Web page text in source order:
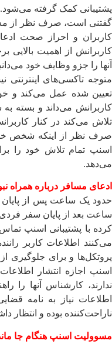
پشتیبانی کمک گرفته می‌شود.
گفتنی است، صرف نظر از
کاربران و احراز صحت
کاربرانش از اهمیت بالایی
آ‌نها را جزو وظایف خود
متوجه‌ تاکسی‌های اینترنتی
تعیین شده عمل می‌کند و
کاربرانش می‌داند و بسته
تلاش می‌کند در کنار
صرف نظر از اینکه شخص
اسنپ تمام تلاش خود را
می‌دهد.
ادعای مسافر درباره همراه
ساعت بعد از پایان سفر
کرده با پشتیبانی اسنپ
می‌کنند اطلاعات کاربر
پروتکل‌ها و برای جلوگیری
اسنپ اجازه انتشار
ندارند، کارشناس آنها را
اطلاعات نیاز به نامه
ناراحت‌کننده بوده و انتظار
مسوولیت اسنپ هنگام جا